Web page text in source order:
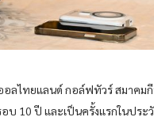
ออลไทยแลนด์ กอล์ฟทัวร์ สมาค
บ 10 ปี และเป็นครั้งแรกในปร